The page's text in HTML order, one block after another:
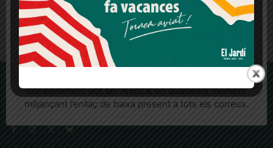
El Jardí
La Bonanova, Monterols, Galvany, Turó Parc, el Farró, el Putxet, Sarrià,
Més informació Acceptar Rebutjar tot
Quan l’usuari crea un compte al Diari el Jardí, dona el
seu consentiment explícit per rebre comunicacions
consentiment pot ser revocat en qualsevol moment
mitjançant l’enllaç de baixa present a tots els correus.